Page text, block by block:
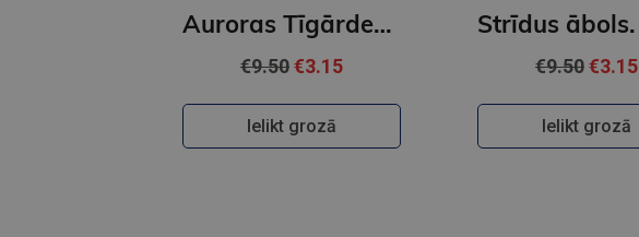
Auroras Tīgārdenas mistērijas. Slepkavība lasītāju klubā. Vakara detektīvs
€9.50€3.15
Ielikt grozā
€9.50€3.15
Ielikt grozā